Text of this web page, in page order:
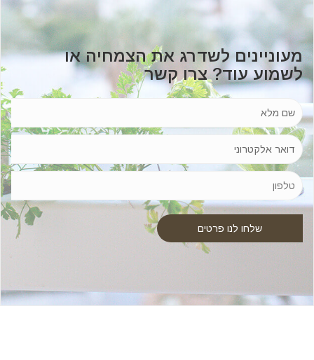
מעוניינים לשדרג את הצמחיה או
לשמוע עוד? צרו קשר